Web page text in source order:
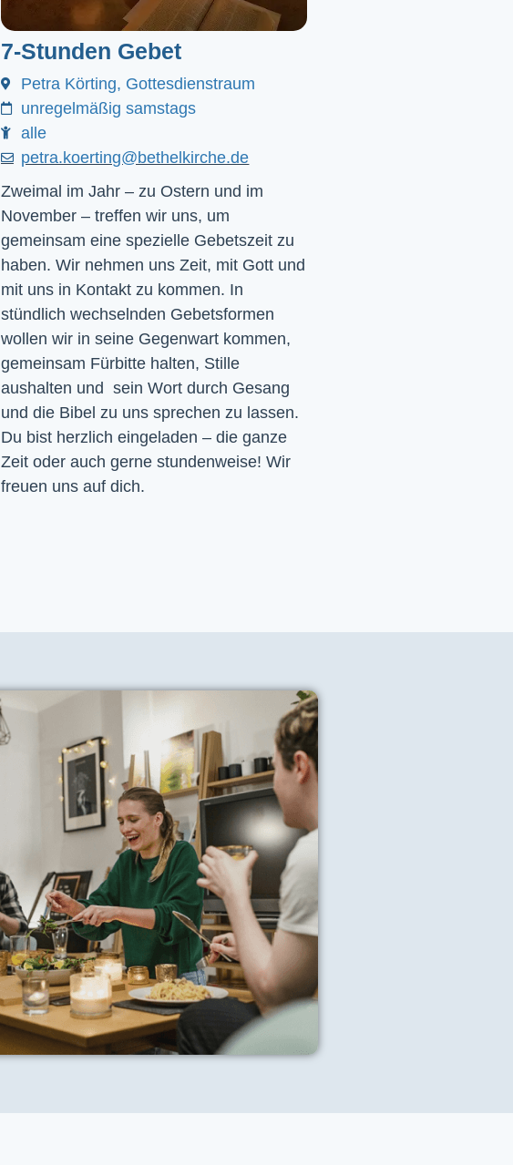
7-Stunden Gebet
Petra Körting, Gottesdienstraum
unregelmäßig samstags
alle
petra.koerting@bethelkirche.de
Zweimal im Jahr – zu Ostern und im
November – treffen wir uns, um
gemeinsam eine spezielle Gebetszeit zu
haben. Wir nehmen uns Zeit, mit Gott und
mit uns in Kontakt zu kommen. In
stündlich wechselnden Gebetsformen
wollen wir in seine Gegenwart kommen,
gemeinsam Fürbitte halten, Stille
aushalten und sein Wort durch Gesang
und die Bibel zu uns sprechen zu lassen.
Du bist herzlich eingeladen – die ganze
Zeit oder auch gerne stundenweise! Wir
freuen uns auf dich.